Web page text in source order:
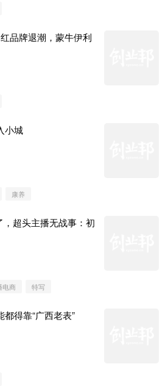
品牌退潮，蒙牛伊利
小城
康养
，超头主播无战事：初
电商 特写
得靠“广西老表”